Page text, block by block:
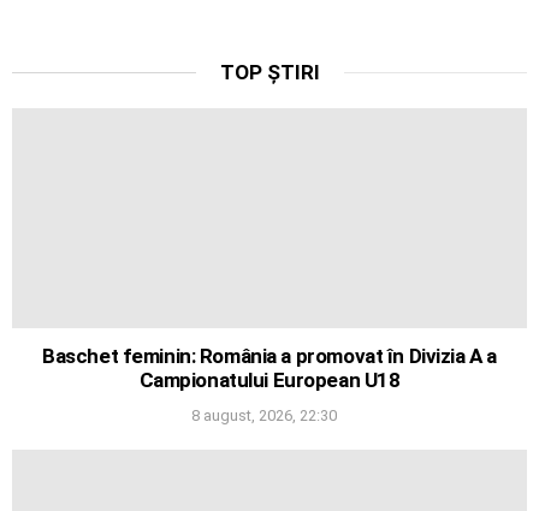
TOP ȘTIRI
Baschet feminin: România a promovat în Divizia A a
Campionatului European U18
8 august, 2026, 22:30